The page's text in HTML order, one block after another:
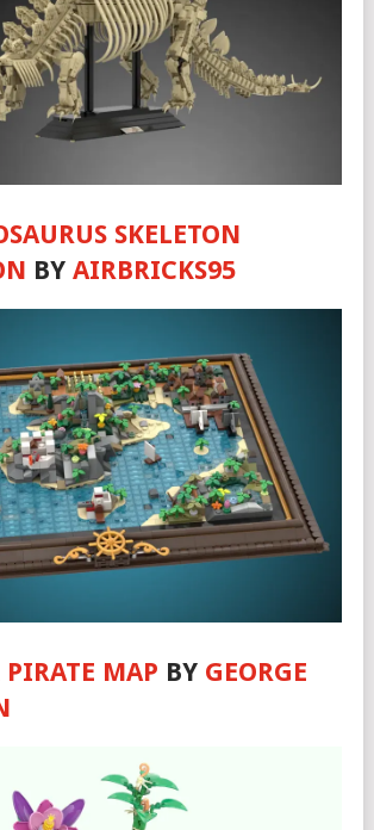
SKELETON
BY AIRBRICKS95
MAP BY GEORGE